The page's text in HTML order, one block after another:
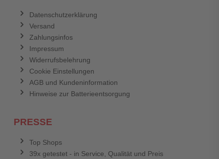
Datenschutzerklärung
Versand
Zahlungsinfos
Impressum
Widerrufsbelehrung
Cookie Einstellungen
AGB und Kundeninformation
Hinweise zur Batterieentsorgung
PRESSE
Top Shops
39x getestet - in Service, Qualität und Preis